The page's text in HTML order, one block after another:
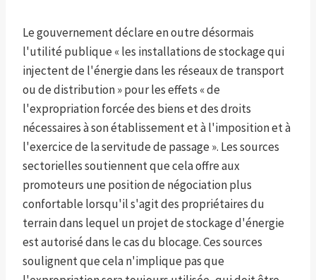
Le gouvernement déclare en outre désormais
l'utilité publique « les installations de stockage qui
injectent de l'énergie dans les réseaux de transport
ou de distribution » pour les effets « de
l'expropriation forcée des biens et des droits
nécessaires à son établissement et à l'imposition et à
l'exercice de la servitude de passage ». Les sources
sectorielles soutiennent que cela offre aux
promoteurs une position de négociation plus
confortable lorsqu'il s'agit des propriétaires du
terrain dans lequel un projet de stockage d'énergie
est autorisé dans le cas du blocage. Ces sources
soulignent que cela n'implique pas que